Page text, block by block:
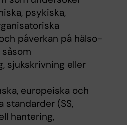
psykiska,
påverkan på hälso-
sjukskrivning eller
europeiska och
standarder (SS,
hantering,